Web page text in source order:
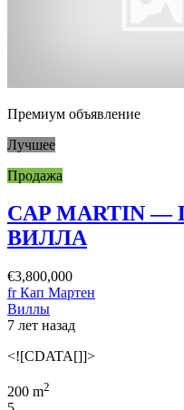
Премиум объявление
Лучшее
Продажа
CAP MARTIN
ВИЛЛА
€3,800,000
fr Кап Мартен
Виллы
7 лет назад
<![CDATA[]]>
200 m2